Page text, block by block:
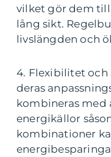
vilket gör dem
lång sikt.
livslängden och
4. Flexibilitet och
deras
kombineras med
energikällor
kombinationer